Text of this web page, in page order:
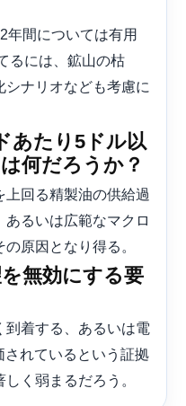
年間については有用
るには、鉱山の枯
ナリオなども考慮に
あたり5ドル以
何だろうか？
回る精製油の供給過
るいは広範なマクロ
原因となり得る。
無効にする要
到着する、あるいは電
れているという証拠
く弱まるだろう。